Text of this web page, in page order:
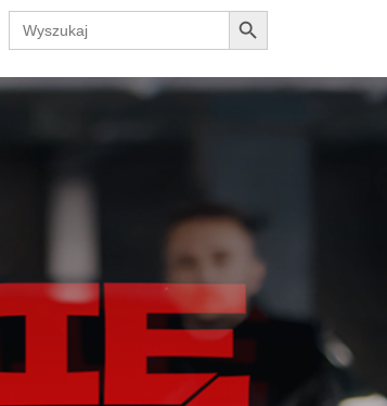
Search
for:
Search Button